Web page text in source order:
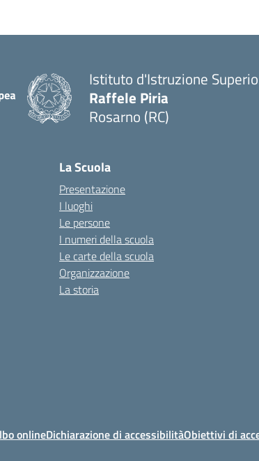
Istituto d'Istruzione
Raffele Piria
Rosarno (RC)
La Scuola
Presentazione
I luoghi
Le persone
I numeri della scuola
Le carte della scuola
Organizzazione
La storia
onlineDichiarazione di accessibilitàObiettivi di